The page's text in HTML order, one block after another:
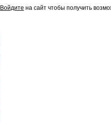
Войдите на сайт чтобы получить